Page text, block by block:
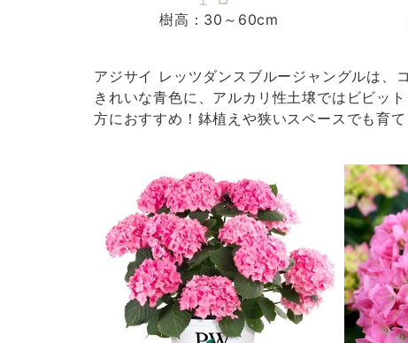
樹高：30～60cm
アジサイ レッツダンスブルージャングルは、
きれいな青色に、アルカリ性土壌ではビビッ
方におすすめ！鉢植えや狭いスペースでも育て